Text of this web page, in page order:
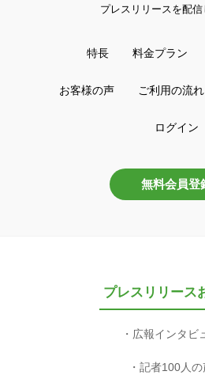
プレスリリースを配
特長 料金プラン
お客様の声 ご利用の流れ
ログイン
無料会員登
プレスリリース
広報インタビ
記者100人の